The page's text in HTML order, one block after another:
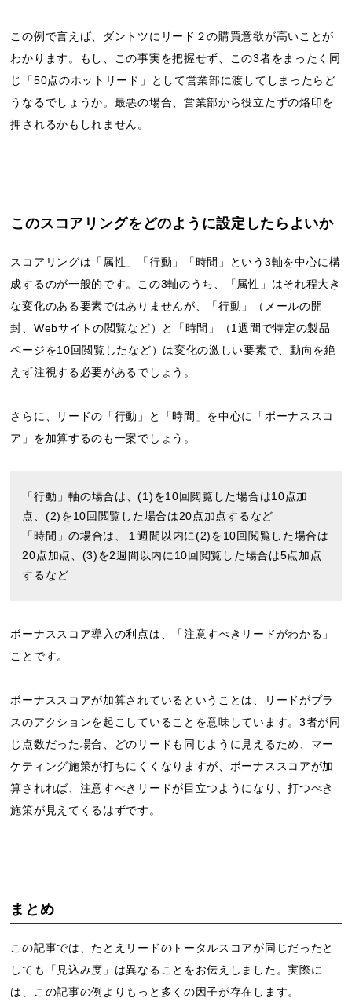
この例で言えば、ダントツにリード２の購買意欲が高いことが
わかります。もし、この事実を把握せず、この3者をまったく同
じ「50点のホットリード」として営業部に渡してしまったらど
うなるでしょうか。最悪の場合、営業部から役立たずの烙印を
押されるかもしれません。
このスコアリングをどのように設定したらよいか
スコアリングは「属性」「行動」「時間」という3軸を中心に構
成するのが一般的です。この3軸のうち、「属性」はそれ程大き
な変化のある要素ではありませんが、「行動」（メールの開
封、Webサイトの閲覧など）と「時間」（1週間で特定の製品
ページを10回閲覧したなど）は変化の激しい要素で、動向を絶
えず注視する必要があるでしょう。
さらに、リードの「行動」と「時間」を中心に「ボーナススコ
ア」を加算するのも一案でしょう。
「行動」軸の場合は、(1)を10回閲覧した場合は10点加
点、(2)を10回閲覧した場合は20点加点するなど
「時間」の場合は、１週間以内に(2)を10回閲覧した場合は
20点加点、(3)を2週間以内に10回閲覧した場合は5点加点
するなど
ボーナススコア導入の利点は、「注意すべきリードがわかる」
ことです。
ボーナススコアが加算されているということは、リードがプラ
スのアクションを起こしていることを意味しています。3者が同
じ点数だった場合、どのリードも同じように見えるため、マー
ケティング施策が打ちにくくなりますが、ボーナススコアが加
算されれば、注意すべきリードが目立つようになり、打つべき
施策が見えてくるはずです。
まとめ
この記事では、たとえリードのトータルスコアが同じだったと
しても「見込み度」は異なることをお伝えしました。実際に
は、この記事の例よりもっと多くの因子が存在します。